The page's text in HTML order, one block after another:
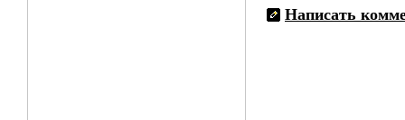
Написать